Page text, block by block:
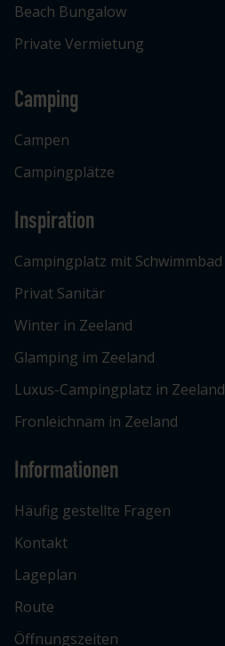
Beach Bungalow
Private Vermietung
Camping
Campen
Campingplätze
Inspiration
Campingplatz mit Schwimmbad
Privat Sanitär
Winter in Zeeland
Glamping im Zeeland
Luxus-Campingplatz in Zeeland
Fronleichnam in Zeeland
Informationen
Häufig gestellte Fragen
Kontakt
Lageplan
Route
Öffnungszeiten